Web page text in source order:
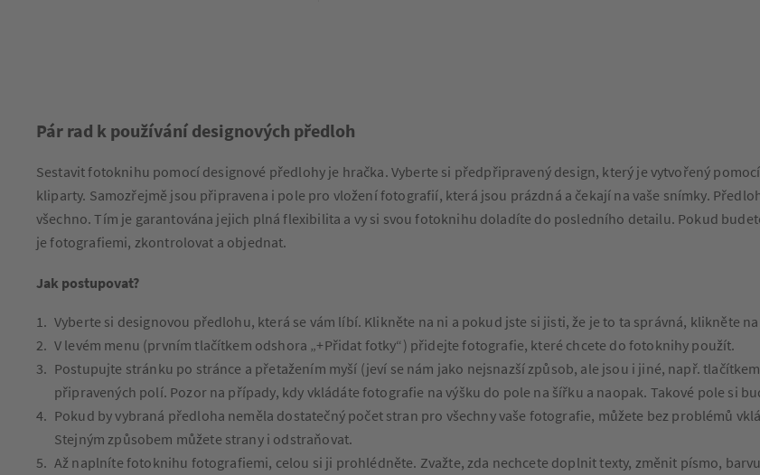
Pár rad k používání designových předloh
Sestavit fotoknihu pomocí designové předlohy je hračka. Vyberte si předpřipravený design, který je vytvořený
kliparty. Samozřejmě jsou připravena i pole pro vložení fotografií, která jsou prázdná a čekají na vaše snímky.
všechno. Tím je garantována jejich plná flexibilita a vy si svou fotoknihu doladíte do posledního detailu. Pokud
je fotografiemi, zkontrolovat a objednat.
Jak postupovat?
Vyberte si designovou předlohu, která se vám líbí. Klikněte na ni a pokud jste si jisti, že je to ta správná, klikněte
V levém menu (prvním tlačítkem odshora „+Přidat fotky“) přidejte fotografie, které chcete do fotoknihy použít.
Postupujte stránku po stránce a přetažením myší (jeví se nám jako nejsnazší způsob, ale jsou i jiné, např.
připravených polí. Pozor na případy, kdy vkládáte fotografie na výšku do pole na šířku a naopak. Takové pole si
Pokud by vybraná předloha neměla dostatečný počet stran pro všechny vaše fotografie, můžete bez problémů
Stejným způsobem můžete strany i odstraňovat.
Až naplníte fotoknihu fotografiemi, celou si ji prohlédněte. Zvažte, zda nechcete doplnit texty, změnit písmo,